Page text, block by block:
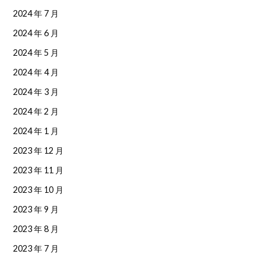
2024 年 7 月
2024 年 6 月
2024 年 5 月
2024 年 4 月
2024 年 3 月
2024 年 2 月
2024 年 1 月
2023 年 12 月
2023 年 11 月
2023 年 10 月
2023 年 9 月
2023 年 8 月
2023 年 7 月